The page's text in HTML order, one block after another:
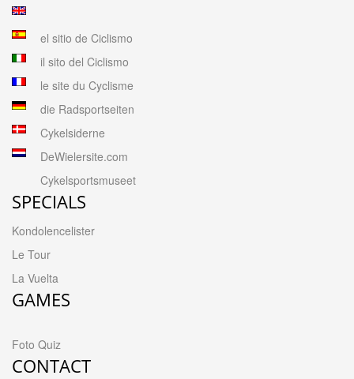
el sitio de Ciclismo
il sito del Ciclismo
le site du Cyclisme
die Radsportseiten
Cykelsiderne
DeWielersite.com
Cykelsportsmuseet
SPECIALS
Kondolencelister
Le Tour
La Vuelta
GAMES
Foto Quiz
CONTACT